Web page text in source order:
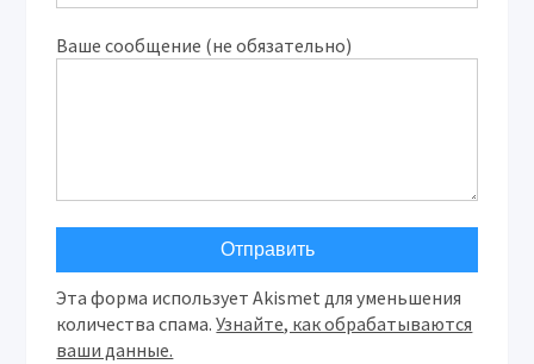
Ваше сообщение (не обязательно)
Эта форма использует Akismet для уменьшения
количества спама.Узнайте, как обрабатываются
ваши данные.